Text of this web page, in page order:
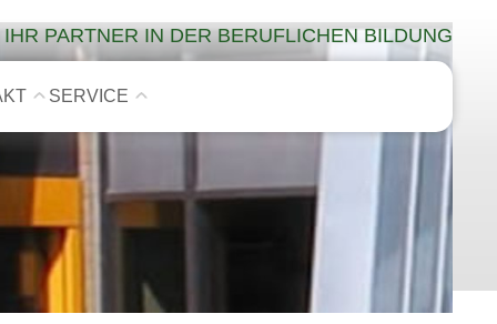
SERVICE
IHR PARTNER IN DER BERUFLICHEN BILDUNG